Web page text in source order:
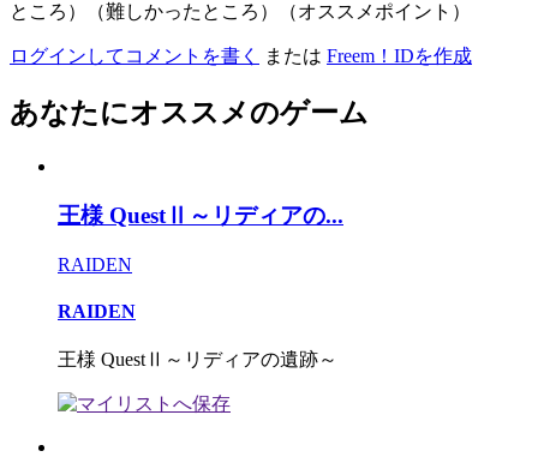
ところ）（難しかったところ）（オススメポイント）
ログインしてコメントを書く または Freem！IDを作成
あなたにオススメのゲーム
王様 QuestⅡ～リディアの...
RAIDEN
RAIDEN
王様 QuestⅡ～リディアの遺跡～